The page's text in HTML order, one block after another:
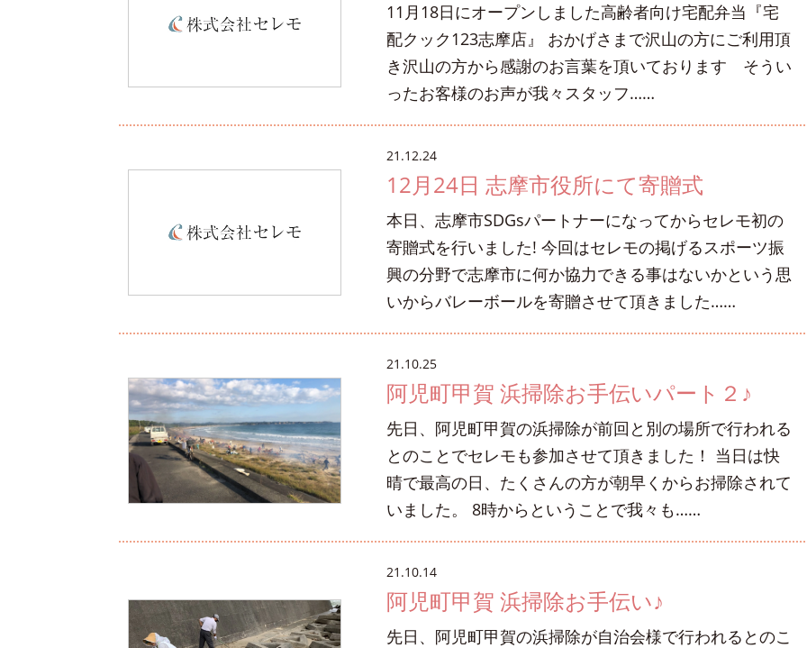
11月18日にオープンしました高齢者向け宅配弁当『宅
配クック123志摩店』 おかげさまで沢山の方にご利用頂
き沢山の方から感謝のお言葉を頂いております そうい
ったお客様のお声が我々スタッフ……
21.12.24
12月24日 志摩市役所にて寄贈式
本日、志摩市SDGsパートナーになってからセレモ初の
寄贈式を行いました! 今回はセレモの掲げるスポーツ振
興の分野で志摩市に何か協力できる事はないかという思
いからバレーボールを寄贈させて頂きました……
21.10.25
阿児町甲賀 浜掃除お手伝いパート２♪
先日、阿児町甲賀の浜掃除が前回と別の場所で行われる
とのことでセレモも参加させて頂きました！ 当日は快
晴で最高の日、たくさんの方が朝早くからお掃除されて
いました。 8時からということで我々も……
21.10.14
阿児町甲賀 浜掃除お手伝い♪
先日、阿児町甲賀の浜掃除が自治会様で行われるとのこ